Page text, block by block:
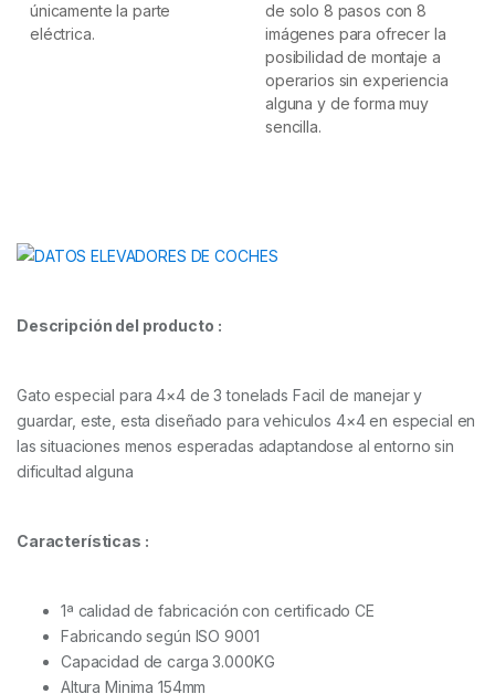
únicamente la parte
eléctrica.
de solo 8 pasos con 8
imágenes para ofrecer la
posibilidad de montaje a
operarios sin experiencia
alguna y de forma muy
sencilla.
Descripción del producto :
Gato especial para 4×4 de 3 tonelads Facil de manejar y
guardar, este, esta diseñado para vehiculos 4×4 en especial en
las situaciones menos esperadas adaptandose al entorno sin
dificultad alguna
Características :
1ª calidad de fabricación con certificado CE
Fabricando según ISO 9001
Capacidad de carga 3.000KG
Altura Minima 154mm